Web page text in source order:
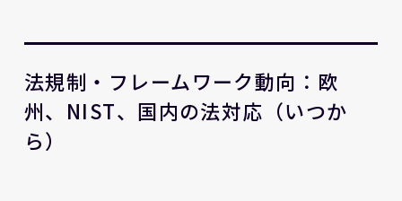
法規制・フレームワーク動向：欧
州、NIST、国内の法対応（いつか
ら）